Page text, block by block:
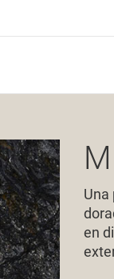
Una
en